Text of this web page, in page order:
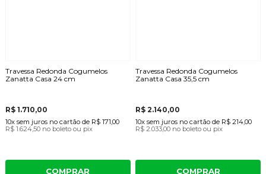
Travessa Redonda Cogumelos
Zanatta Casa 24 cm
R$ 1.710,00
10x sem juros no cartãode R$ 171,00
R$ 1.624,50 no boleto ou pix
COMPRAR
Travessa Redonda Cogumelos
Zanatta Casa 35,5 cm
R$ 2.140,00
10x sem juros no cartão de R$ 214,00
R$ 2.033,00 no boleto ou pix
COMPRAR